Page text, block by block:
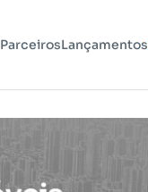
ParceirosLançamentos